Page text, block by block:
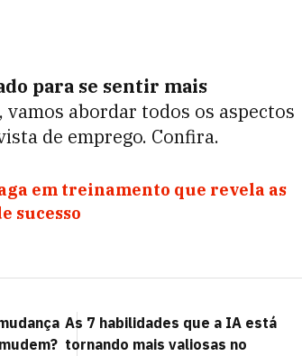
para se sentir mais
abordar todos os aspectos
de emprego. Confira.
em treinamento que revela as
sucesso
As 7 habilidades que a IA está
tornando mais valiosas no